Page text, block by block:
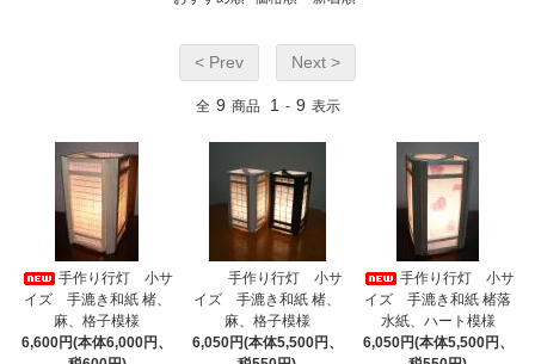
< Prev Next >
全 9 商品 1 - 9 表示
手作り行灯 小サ
イズ 手漉き和紙 楮、
麻、格子模様
6,600円(本体6,000円、
手作り行灯 小サ
イズ 手漉き和紙 楮、
麻、格子模様
6,050円(本体5,500円、
手作り行灯 小サ
イズ 手漉き和紙 楮落
水紙、ハート模様
6,050円(本体5,500円、